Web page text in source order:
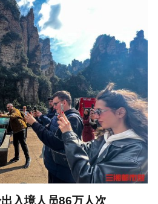
入境人员86万人次